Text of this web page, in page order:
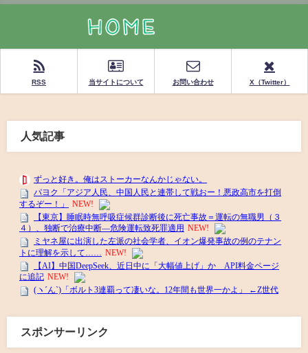
RSS 当サイトについて お問い合わせ X（Twitter）
人気記事
スポンサーリンク